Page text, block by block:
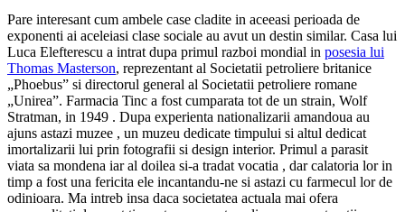
Pare interesant cum ambele case cladite in aceeasi perioada de
exponenti ai aceleiasi clase sociale au avut un destin similar. Casa lui
Luca Elefterescu a intrat dupa primul razboi mondial in posesia lui
Thomas Masterson, reprezentant al Societatii petroliere britanice
„Phoebus” si directorul general al Societatii petroliere romane
„Unirea”. Farmacia Tinc a fost cumparata tot de un strain, Wolf
Stratman, in 1949 . Dupa experienta nationalizarii amandoua au
ajuns astazi muzee , un muzeu dedicate timpului si altul dedicat
imortalizarii lui prin fotografii si design interior. Primul a parasit
viata sa mondena iar al doilea si-a tradat vocatia , dar calatoria lor in
timp a fost una fericita ele incantandu-ne si astazi cu farmecul lor de
odinioara. Ma intreb insa daca societatea actuala mai ofera